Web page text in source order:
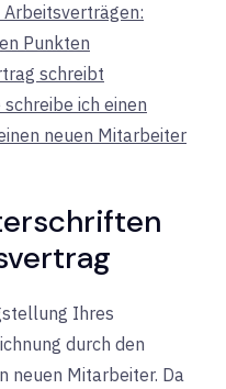
Arbeitsverträgen:
Punkten
schreibt
ich einen
neuen Mitarbeiter
Ihres
durch den
neuen Mitarbeiter. Da